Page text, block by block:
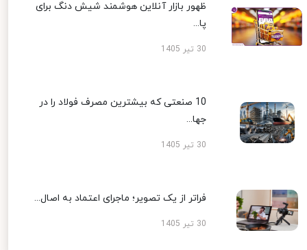
ظهور بازار آنلاین هوشمند شیش دنگ برای
پا...
30 تیر 1405
10 صنعتی که بیشترین مصرف فولاد را در
جها...
30 تیر 1405
فراتر از یک تصویر؛ ماجرای اعتماد به اصال...
30 تیر 1405